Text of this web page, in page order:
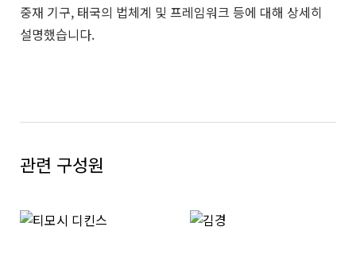
중재 기구, 태국의 법체계 및 프레임워크 등에 대해 상세히
설명했습니다.
관련 구성원